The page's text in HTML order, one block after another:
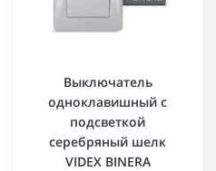
Выключатель
одноклавишный с
подсветкой
серебряный шелк
VIDEX BINERA